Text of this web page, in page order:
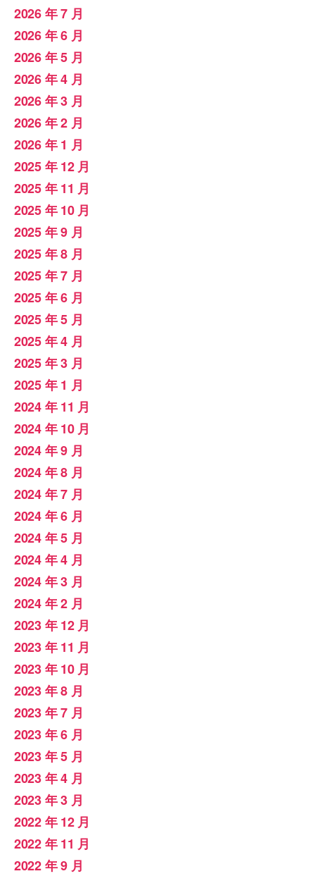
2026 年 7 月
2026 年 6 月
2026 年 5 月
2026 年 4 月
2026 年 3 月
2026 年 2 月
2026 年 1 月
2025 年 12 月
2025 年 11 月
2025 年 10 月
2025 年 9 月
2025 年 8 月
2025 年 7 月
2025 年 6 月
2025 年 5 月
2025 年 4 月
2025 年 3 月
2025 年 1 月
2024 年 11 月
2024 年 10 月
2024 年 9 月
2024 年 8 月
2024 年 7 月
2024 年 6 月
2024 年 5 月
2024 年 4 月
2024 年 3 月
2024 年 2 月
2023 年 12 月
2023 年 11 月
2023 年 10 月
2023 年 8 月
2023 年 7 月
2023 年 6 月
2023 年 5 月
2023 年 4 月
2023 年 3 月
2022 年 12 月
2022 年 11 月
2022 年 9 月